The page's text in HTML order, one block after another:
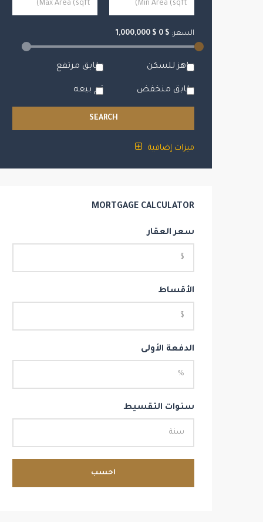
السعر: $
0
$
1,000,000
جاهز للسكن طابق مرتفع
طابق منخفض تم بيعه
SEARCH
ميزات إضافية
MORTGAGE CALCULATOR
سعر العقار
الأقساط
الدفعة الأولى
سنوات التقسيط
احسب